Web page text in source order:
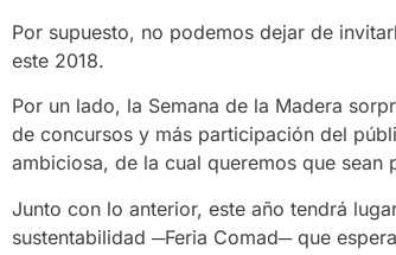
Por supuesto, no podemos dejar de
este 2018.
Por un lado, la Semana de la Madera
de concursos y más participación del
ambiciosa, de la cual queremos que sean
Junto con lo anterior, este año tendrá
sustentabilidad ─Feria Comad─ que